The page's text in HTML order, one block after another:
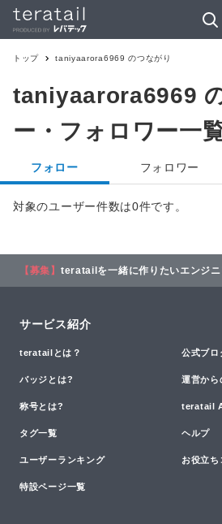
トップ taniyaarora6969 のつながり
taniyaarora6969
ー・フォロワー一
フォロー フォロワー
対象のユーザー件数は0件です。
【募集】 teratailを一緒に作りたいエンジ
サービス紹介
teratailとは？ 公式ブロ
バッジとは? 運営から
称号とは? teratail
タグ一覧 ヘルプ
ユーザーランキング お役立ち
特設ページ一覧